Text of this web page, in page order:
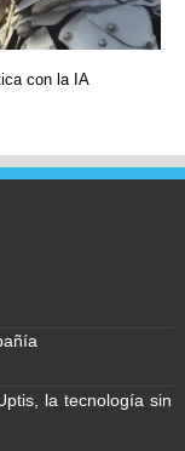
con la IA
la tecnología sin